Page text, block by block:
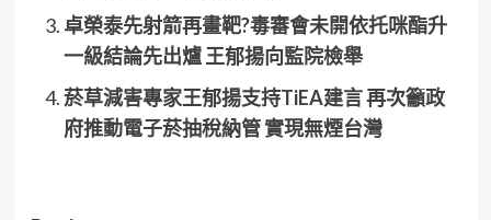
卓榮泰先射箭再畫靶?毒審會未開依托咪酯升
一級結論先出爐 王郁揚向監院檢舉
菸草減害專家王郁揚支持TiEA建言 再次籲政
府推動電子菸抽稅納管 實現無煙台灣